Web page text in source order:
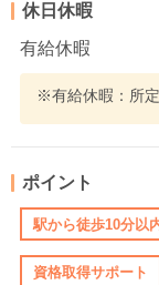
休日休暇
有給休暇
※有給休暇：所
ポイント
駅から徒歩10分以
資格取得サポート